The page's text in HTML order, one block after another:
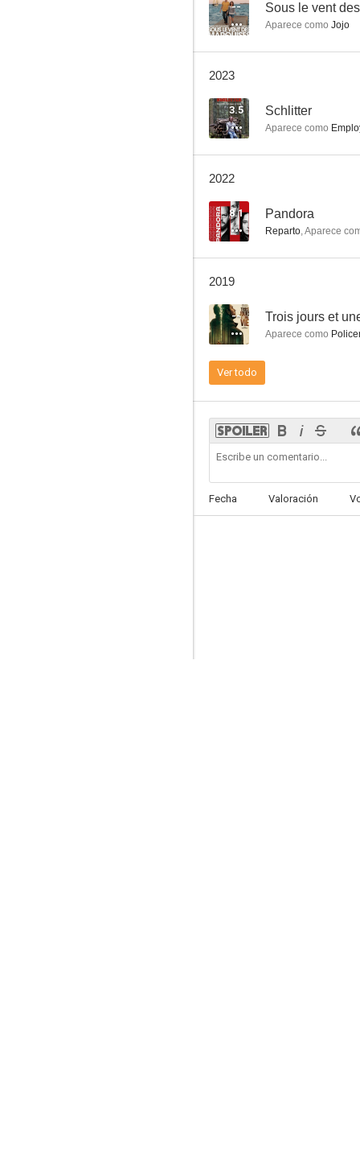
-- Sous le vent
Aparece como Jojo
2023
3.5 Schlitter
Aparece como
2022
8.1 Pandora
Reparto,Aparece
2019
-- Trois jours et
Aparece como
Ver todo
Fecha Valoración